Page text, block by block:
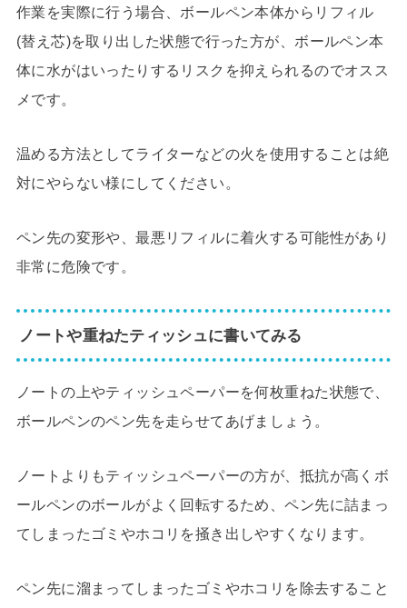
作業を実際に行う場合、ボールペン本体からリフィル
(替え芯)を取り出した状態で行った方が、ボールペン本
体に水がはいったりするリスクを抑えられるのでオスス
メです。
温める方法としてライターなどの火を使用することは絶
対にやらない様にしてください。
ペン先の変形や、最悪リフィルに着火する可能性があり
非常に危険です。
ノートや重ねたティッシュに書いてみる
ノートの上やティッシュペーパーを何枚重ねた状態で、
ボールペンのペン先を走らせてあげましょう。
ノートよりもティッシュペーパーの方が、抵抗が高くボ
ールペンのボールがよく回転するため、ペン先に詰まっ
てしまったゴミやホコリを掻き出しやすくなります。
ペン先に溜まってしまったゴミやホコリを除去すること